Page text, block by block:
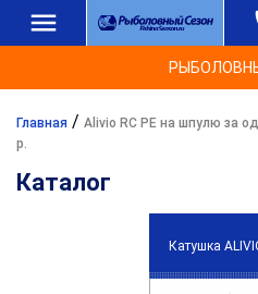
Главная / Alivio RC PE на шпулю за
р.
Каталог
Катушка